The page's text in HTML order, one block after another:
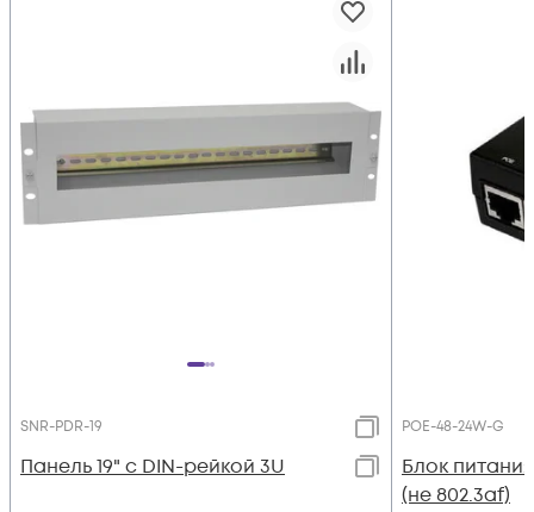
SNR-PDR-19
Панель 19" с DIN-рейкой 3U
POE-48-24W-G
Блок
(не 802.3af)